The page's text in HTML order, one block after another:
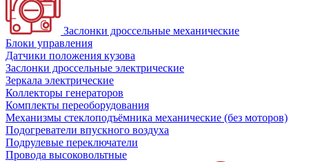
Заслонки дроссельные механические
Блоки управления
Датчики положения кузова
Заслонки дроссельные электрические
Зеркала электрические
Коллекторы генераторов
Комплекты переоборудования
Механизмы стеклоподъёмника механические (без моторов)
Подогреватели впускного воздуха
Подрулевые переключатели
Провода высоковольтные